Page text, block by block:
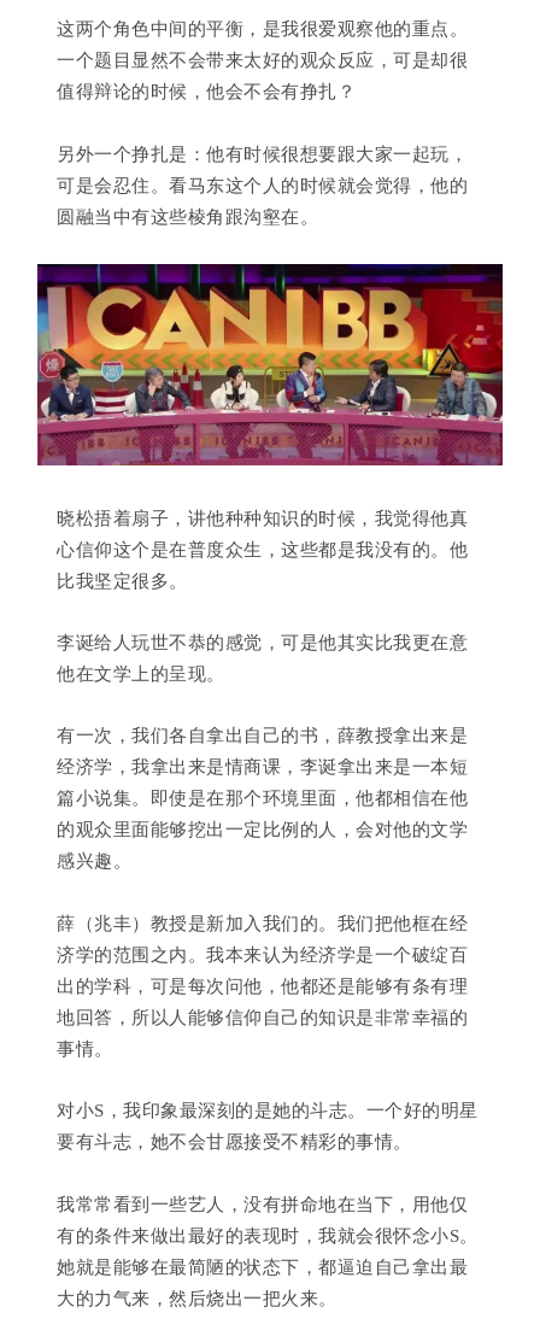
这两个角色中间的平衡，是我很爱观察他的重点。
一个题目显然不会带来太好的观众反应，可是却很
值得辩论的时候，他会不会有挣扎？
另外一个挣扎是：他有时候很想要跟大家一起玩，
可是会忍住。看马东这个人的时候就会觉得，他的
圆融当中有这些棱角跟沟壑在。
晓松捂着扇子，讲他种种知识的时候，我觉得他真
心信仰这个是在普度众生，这些都是我没有的。他
比我坚定很多。
李诞给人玩世不恭的感觉，可是他其实比我更在意
他在文学上的呈现。
有一次，我们各自拿出自己的书，薛教授拿出来是
经济学，我拿出来是情商课，李诞拿出来是一本短
篇小说集。即使是在那个环境里面，他都相信在他
的观众里面能够挖出一定比例的人，会对他的文学
感兴趣。
薛（兆丰）教授是新加入我们的。我们把他框在经
济学的范围之内。我本来认为经济学是一个破绽百
出的学科，可是每次问他，他都还是能够有条有理
地回答，所以人能够信仰自己的知识是非常幸福的
事情。
对小S，我印象最深刻的是她的斗志。一个好的明星
要有斗志，她不会甘愿接受不精彩的事情。
我常常看到一些艺人，没有拼命地在当下，用他仅
有的条件来做出最好的表现时，我就会很怀念小S。
她就是能够在最简陋的状态下，都逼迫自己拿出最
大的力气来，然后烧出一把火来。